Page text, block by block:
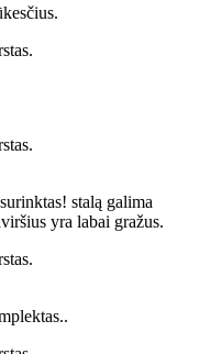
stalą galima
yra labai gražus.